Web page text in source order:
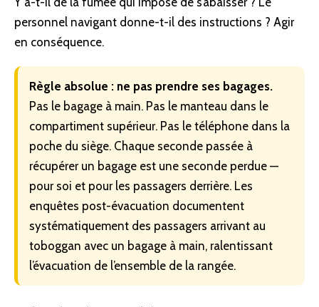
personnel navigant donne-t-il des instructions ? Agir
en conséquence.
Règle absolue : ne pas prendre ses bagages.
Pas le bagage à main. Pas le manteau dans le
compartiment supérieur. Pas le téléphone dans la
poche du siège. Chaque seconde passée à
récupérer un bagage est une seconde perdue —
pour soi et pour les passagers derrière. Les
enquêtes post-évacuation documentent
systématiquement des passagers arrivant au
toboggan avec un bagage à main, ralentissant
l’évacuation de l’ensemble de la rangée.